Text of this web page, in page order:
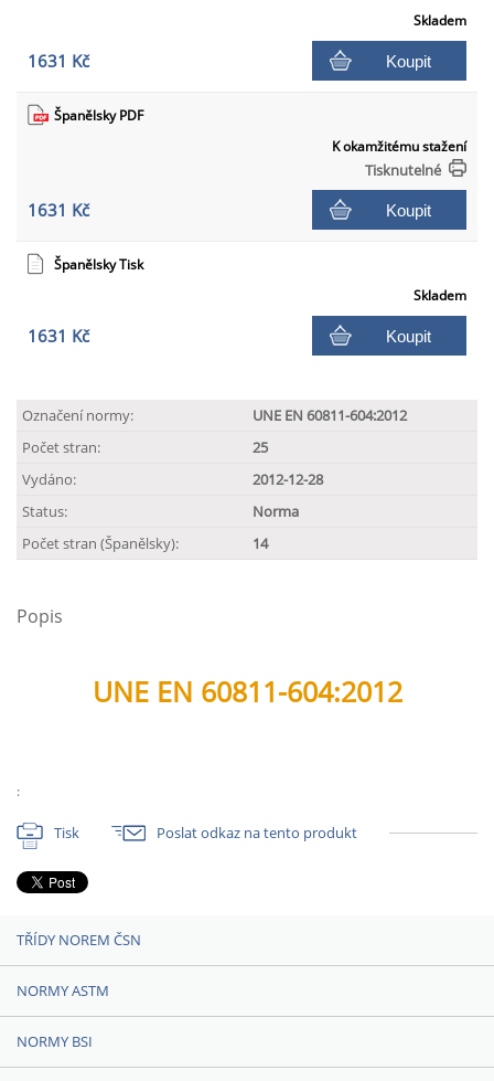
Skladem
1631 Kč Koupit
Španělsky PDF
K okamžitému stažení
Tisknutelné
1631 Kč Koupit
Španělsky Tisk
Skladem
1631 Kč Koupit
Označení normy:
UNE EN 60811-604:2012
Počet stran:
25
Vydáno:
2012-12-28
Status:
Norma
Počet stran (Španělsky):
14
Popis
UNE EN 60811-604:2012
:
Tisk Poslat odkaz na tento produkt
TŘÍDY NOREM ČSN
NORMY ASTM
NORMY BSI